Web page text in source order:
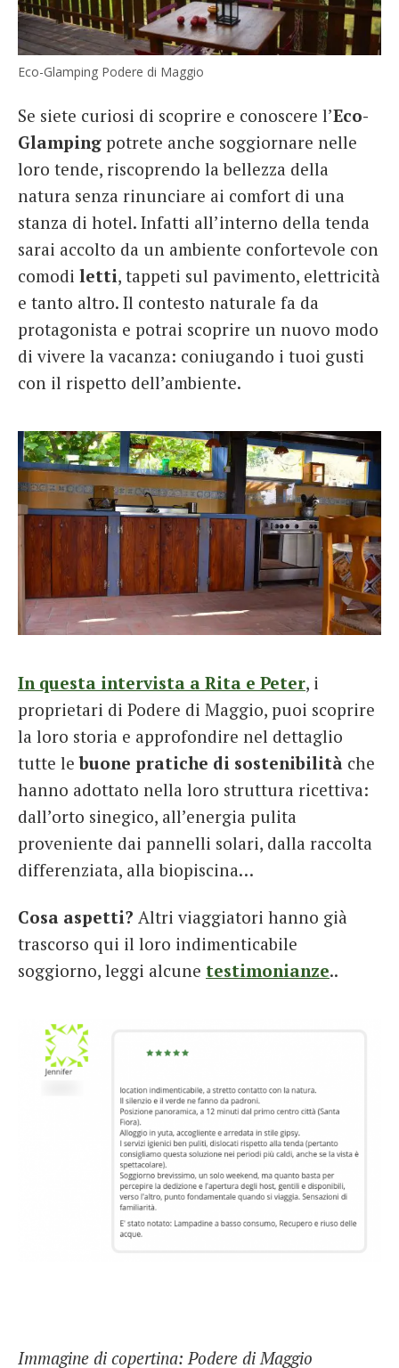
Eco-Glamping Podere di Maggio
Se siete curiosi di scoprire e conoscere l’Eco-
Glamping potrete anche soggiornare nelle
loro tende, riscoprendo la bellezza della
natura senza rinunciare ai comfort di una
stanza di hotel. Infatti all’interno della tenda
sarai accolto da un ambiente confortevole con
comodi letti, tappeti sul pavimento, elettricità
e tanto altro. Il contesto naturale fa da
protagonista e potrai scoprire un nuovo modo
di vivere la vacanza: coniugando i tuoi gusti
con il rispetto dell’ambiente.
In questa intervista a Rita e Peter, i
proprietari di Podere di Maggio, puoi scoprire
la loro storia e approfondire nel dettaglio
tutte lebuone pratiche di sostenibilità che
hanno adottato nella loro struttura ricettiva:
dall’orto sinegico, all’energia pulita
proveniente dai pannelli solari, dalla raccolta
differenziata, alla biopiscina…
Cosa aspetti? Altri viaggiatori hanno già
trascorso qui il loro indimenticabile
soggiorno, leggi alcune testimonianze..
Immagine di copertina: Podere di Maggio